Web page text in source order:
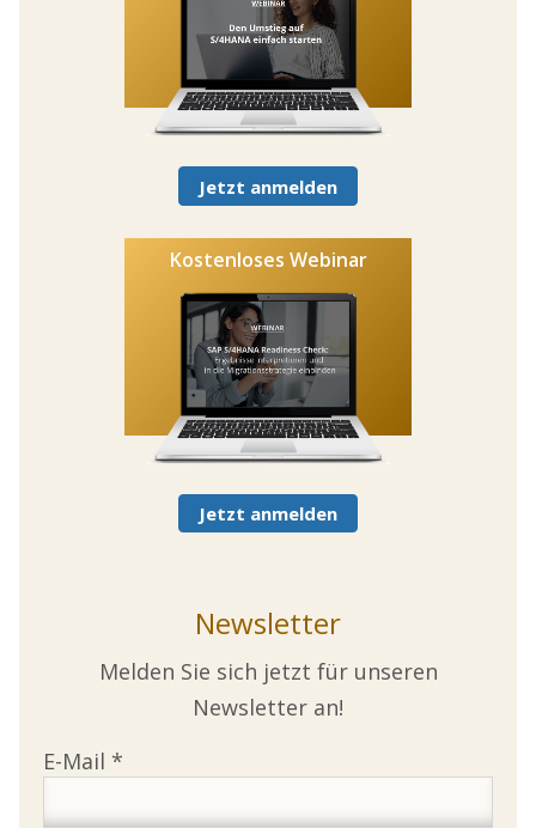
Jetzt anmelden
Kostenloses Webinar
Jetzt anmelden
Newsletter
Melden Sie sich jetzt für unseren
Newsletter an!